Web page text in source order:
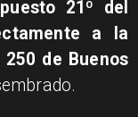
21º del
a la
de Buenos